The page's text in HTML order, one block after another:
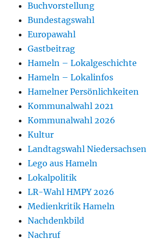
Buchvorstellung
Bundestagswahl
Europawahl
Gastbeitrag
Hameln – Lokalgeschichte
Hameln – Lokalinfos
Hamelner Persönlichkeiten
Kommunalwahl 2021
Kommunalwahl 2026
Kultur
Landtagswahl Niedersachsen
Lego aus Hameln
Lokalpolitik
LR-Wahl HMPY 2026
Medienkritik Hameln
Nachdenkbild
Nachruf